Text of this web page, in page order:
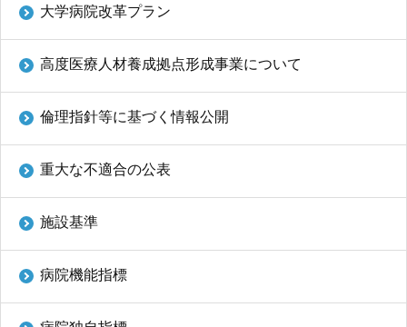
大学病院改革プラン
高度医療人材養成拠点形成事業について
倫理指針等に基づく情報公開
重大な不適合の公表
施設基準
病院機能指標